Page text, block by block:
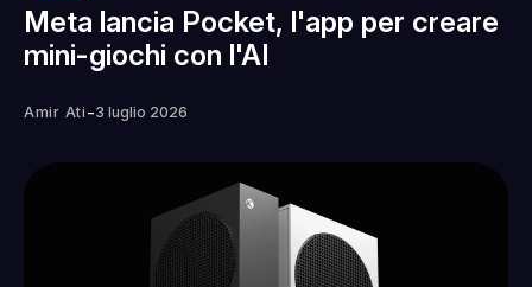
Meta lancia Pocket, l'app per creare
mini-giochi con l'AI
Amir Ati -3 luglio 2026